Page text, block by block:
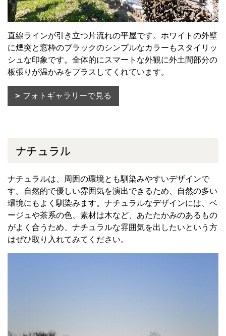
直線ラインが引き立つ片流れの平屋です。ホワイトの外壁
に煙突と窓枠のブラックのシンプルなカラーもスタイリッ
シュな印象です。全体的にスマートな外観に外土間部分の
板張りが温かみをプラスしてくれています。
フォトギャラリーで見る
ナチュラル
ナチュラルは、周囲の環境とも馴染みやすいデザインで
す。自然的で優しい雰囲気を演出できるため、自然の多い
環境にもよく馴染みます。ナチュラルなデザインには、ベ
ージュや茶系の色、素材は木など、あたたかみのあるもの
がよく合うため、ナチュラルな雰囲気を出したいという方
はぜひ取り入れてみてください。